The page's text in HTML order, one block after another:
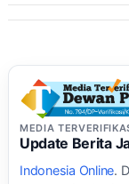
MEDIA
Update Berita
Indonesia Online.